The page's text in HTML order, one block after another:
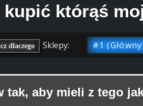
którąś
dlaczego Sklepy: #1
tak, aby mieli z tego